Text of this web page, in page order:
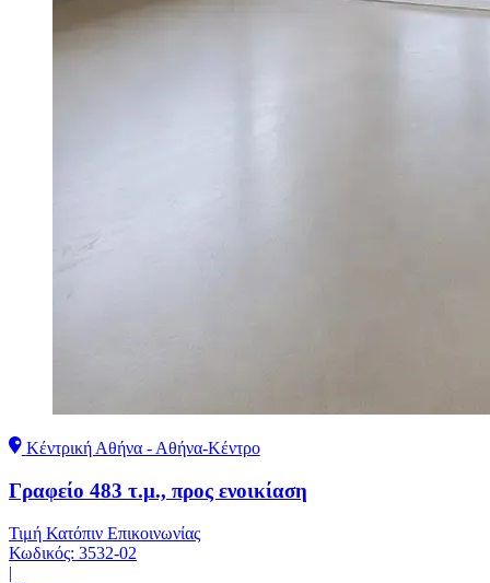
Κέντρική Αθήνα - Αθήνα-Κέντρο
Γραφείο 483 τ.μ., προς ενοικίαση
Τιμή Κατόπιν Επικοινωνίας
Κωδικός: 3532-02
|